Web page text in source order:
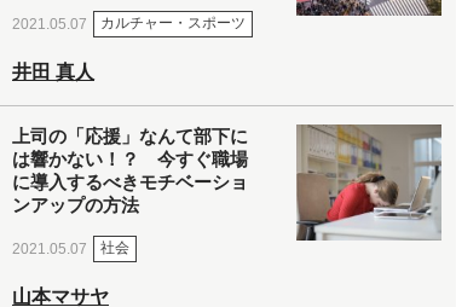
2021.05.07 カルチャー・スポーツ
井田 真人
上司の「応援」なんて部下に
は響かない！？ 今すぐ職場
に導入するべきモチベーショ
ンアップの方法
2021.05.07 社会
山本マサヤ